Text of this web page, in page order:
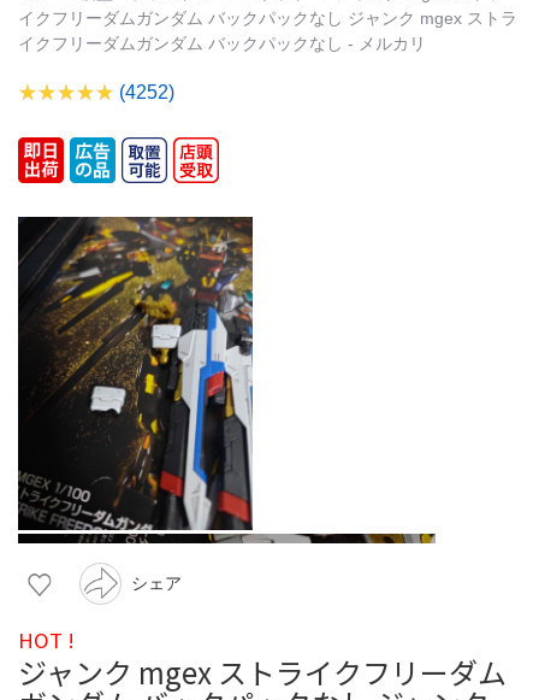
イクフリーダムガンダム バックパックなし ジャンク mgex ストラ
イクフリーダムガンダム バックパックなし - メルカリ
(4252)
シェア
HOT !
ジャンク mgex ストライクフリーダム